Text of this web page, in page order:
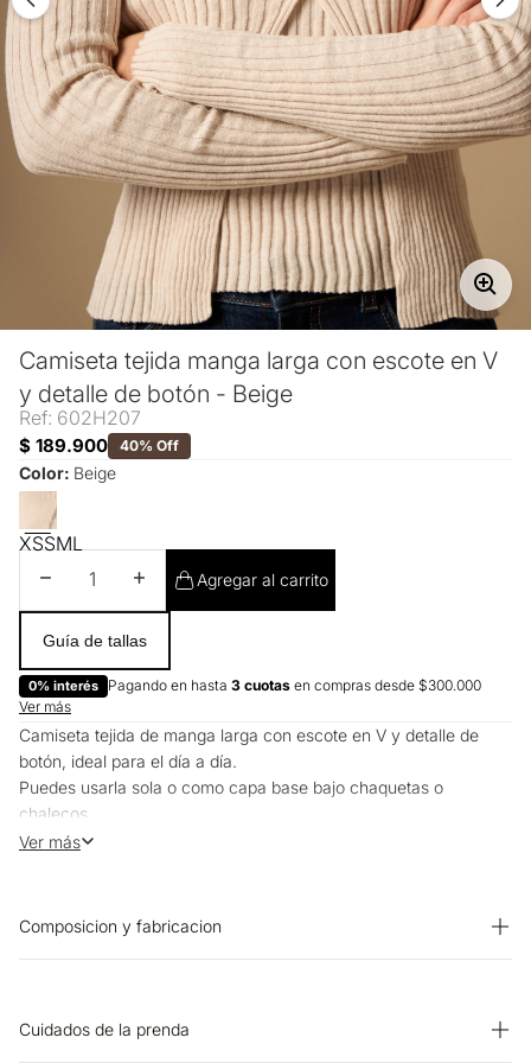
Camiseta tejida manga larga con escote en V
y detalle de botón - Beige
Ref: 602H207
$ 189.900 40% Off
Color: Beige
XSSML
Disminuir cantidadAumentar cantidad
Agregar al carrito
Guía de tallas
0% interés Pagando en hasta 3 cuotas en compras desde $300.000
Ver más
Camiseta tejida de manga larga con escote en V y detalle de
botón, ideal para el día a día.
Puedes usarla sola o como capa base bajo chaquetas o
chalecos.
Funciona muy bien para looks casuales o para ocasiones más
Ver más
Composicion y fabricacion
Cuidados de la prenda